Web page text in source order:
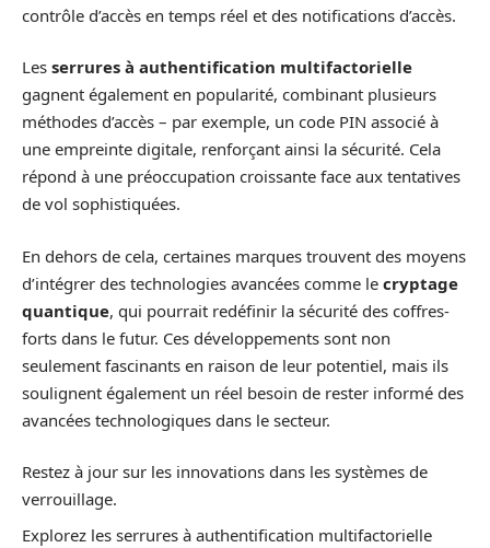
contrôle d’accès en temps réel et des notifications d’accès.
Les serrures à authentification multifactorielle
gagnent également en popularité, combinant plusieurs
méthodes d’accès – par exemple, un code PIN associé à
une empreinte digitale, renforçant ainsi la sécurité. Cela
répond à une préoccupation croissante face aux tentatives
de vol sophistiquées.
En dehors de cela, certaines marques trouvent des moyens
d’intégrer des technologies avancées comme le cryptage
quantique, qui pourrait redéfinir la sécurité des coffres-
forts dans le futur. Ces développements sont non
seulement fascinants en raison de leur potentiel, mais ils
soulignent également un réel besoin de rester informé des
avancées technologiques dans le secteur.
Restez à jour sur les innovations dans les systèmes de
verrouillage.
Explorez les serrures à authentification multifactorielle